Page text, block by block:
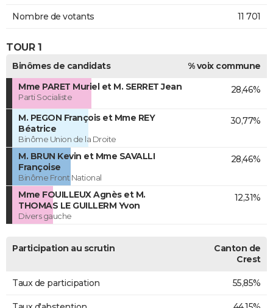
Nombre de votants 11 701
TOUR 1
Binômes de candidats
% voix commune
Mme PARET Muriel et M. SERRET Jean
Parti Socialiste
28,46%
M. PEGON François et Mme REY
Béatrice
Binôme Union de la Droite
30,77%
M. BRUN Kevin et Mme SAVALLI
Françoise
Binôme Front National
28,46%
Mme FOUILLEUX Agnès et M.
THOMAS LE GUILLERM Yvon
Divers gauche
12,31%
Participation au scrutin
Canton de
Crest
Taux de participation 55,85%